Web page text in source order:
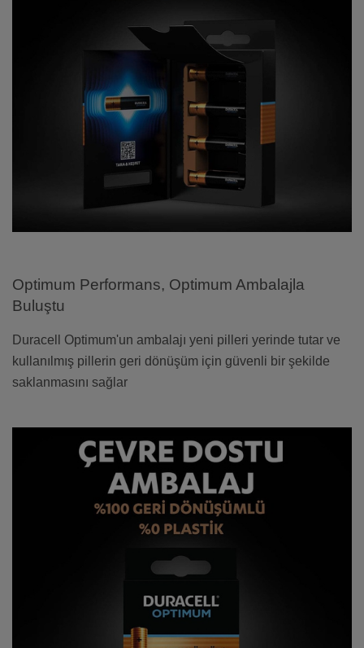
Optimum Performans, Optimum Ambalajla
Buluştu
Duracell Optimum'un ambalajı yeni pilleri yerinde tutar ve
kullanılmış pillerin geri dönüşüm için güvenli bir şekilde
saklanmasını sağlar